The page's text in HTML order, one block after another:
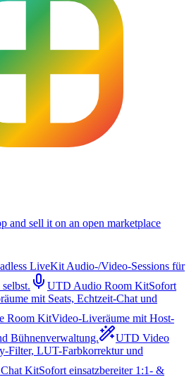
and sell it on an open marketplace
LiveKit Audio-/Video-Sessions für
UTD Audio Room KitSofort
mit Seats, Echtzeit-Chat und
Room KitVideo-Liveräume mit Host-
Bühnenverwaltung.
UTD Video
Filter, LUT-Farbkorrektur und
KitSofort einsatzbereiter 1:1- &